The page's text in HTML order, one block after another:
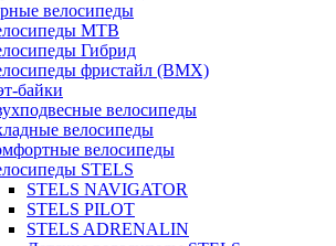
велосипеды
MTB
Гибрид
фристайл (BMX)
байки
велосипеды
велосипеды
велосипеды
STELS
STELS NAVIGATOR
STELS PILOT
STELS ADRENALIN